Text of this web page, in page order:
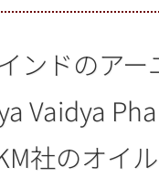
ンドのア
Vaidya
社のオイ